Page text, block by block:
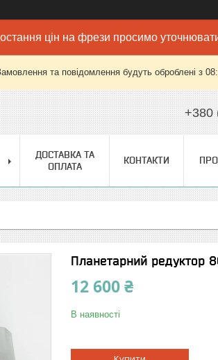
цін на фрези просимо
та повідомлення будуть оброблені з
+380
ДОСТАВКА ТА
ОПЛАТА
КОНТАКТИ
Планетарний редуктор
12 600 ₴
В наявності